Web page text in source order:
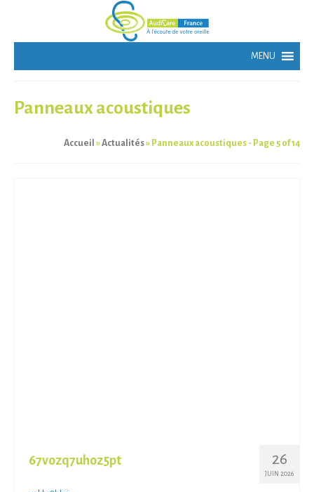
Panneaux acoustiques
Accueil »Actualités» Panneaux acoustiques - Page 5 of 14
26
JUIN 2026
67vozq7uhoz5pt